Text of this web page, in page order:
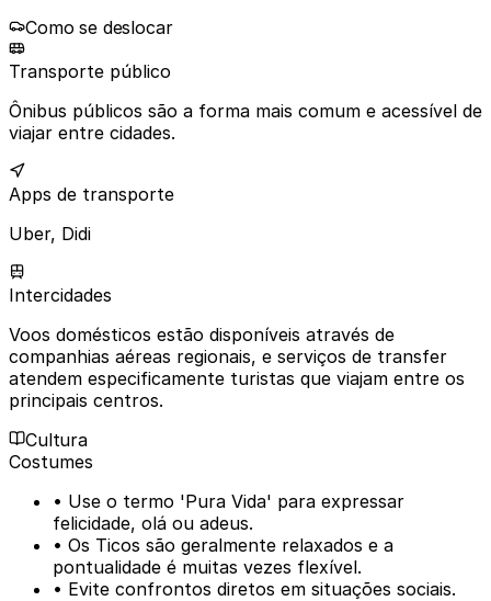
Como se deslocar
Transporte público
Ônibus públicos são a forma mais comum e acessível de
viajar entre cidades.
Apps de transporte
Uber, Didi
Intercidades
Voos domésticos estão disponíveis através de
companhias aéreas regionais, e serviços de transfer
atendem especificamente turistas que viajam entre os
principais centros.
Cultura
Costumes
• Use o termo 'Pura Vida' para expressar
felicidade, olá ou adeus.
• Os Ticos são geralmente relaxados e a
pontualidade é muitas vezes flexível.
• Evite confrontos diretos em situações sociais.